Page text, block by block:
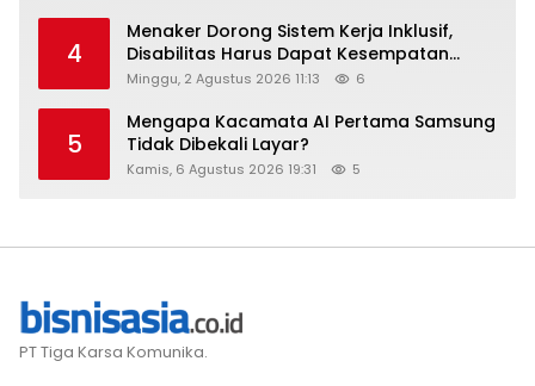
4
Menaker Dorong Sistem Kerja Inklusif,
Disabilitas Harus Dapat Kesempatan
Setara
Minggu, 2 Agustus 2026 11:13 6
5
Mengapa Kacamata AI Pertama Samsung
Tidak Dibekali Layar?
Kamis, 6 Agustus 2026 19:31 5
PT Tiga Karsa Komunika.